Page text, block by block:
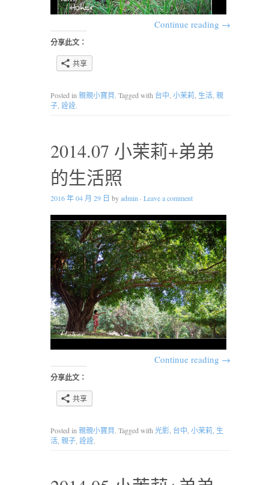
Continue reading →
分享此文：
共享
Posted in 親親小寶貝. Tagged with 台中 小茉莉 生活 親
子 詮詮.
2014.07 小茉莉+弟弟
的生活照
2016 年 04 月 29 日 byadmin · Leave a comment
Continue reading →
分享此文：
共享
Posted in親親小寶貝. Tagged with光影, 台中, 小茉莉, 生
活, 親子, 詮詮.